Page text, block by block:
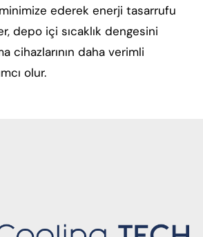
minimize ederek enerji tasarrufu
depo içi sıcaklık dengesini
cihazlarının daha verimli
olur.